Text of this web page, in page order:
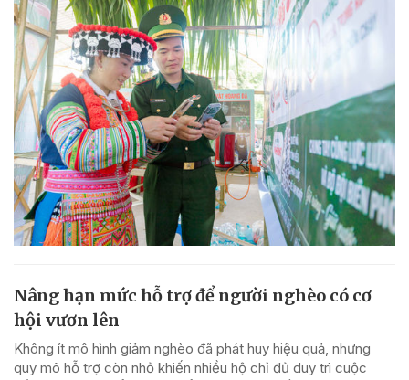
Nâng hạn mức hỗ trợ để người nghèo có cơ
hội vươn lên
Không ít mô hình giảm nghèo đã phát huy hiệu quả, nhưng
quy mô hỗ trợ còn nhỏ khiến nhiều hộ chỉ đủ duy trì cuộc